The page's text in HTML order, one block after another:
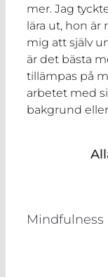
mer. Jag
lära ut, hon är
mig att själv
är det bästa
tillämpas på
arbetet med
bakgrund